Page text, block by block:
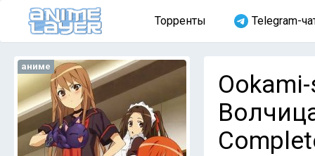
Торренты Telegram-
аниме